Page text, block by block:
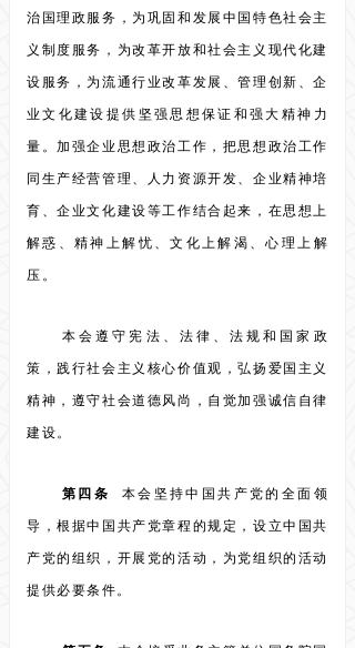
治国理政服务，为巩固和发展中国特色社会主
义制度服务，为改革开放和社会主义现代化建
设服务，为流通行业改革发展、管理创新、企
业文化建设提供坚强思想保证和强大精神力
量。加强企业思想政治工作，把思想政治工作
同生产经营管理、人力资源开发、企业精神培
育、企业文化建设等工作结合起来，在思想上
解惑、精神上解忧、文化上解渴、心理上解
压。
本会遵守宪法、法律、法规和国家政
策，践行社会主义核心价值观，弘扬爱国主义
精神，遵守社会道德风尚，自觉加强诚信自律
建设。
第四条 本会坚持中国共产党的全面领
导，根据中国共产党章程的规定，设立中国共
产党的组织，开展党的活动，为党组织的活动
提供必要条件。